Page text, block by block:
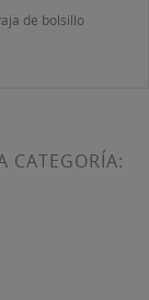
de bolsillo
CATEGORÍA: